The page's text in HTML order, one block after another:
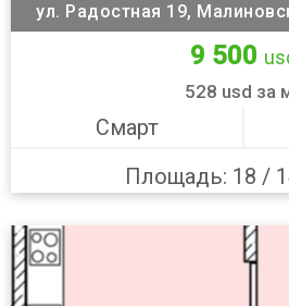
красивая квартира
ул. Радостная 19,
9 500
528 usd за
Смарт
Площадь: 18 /